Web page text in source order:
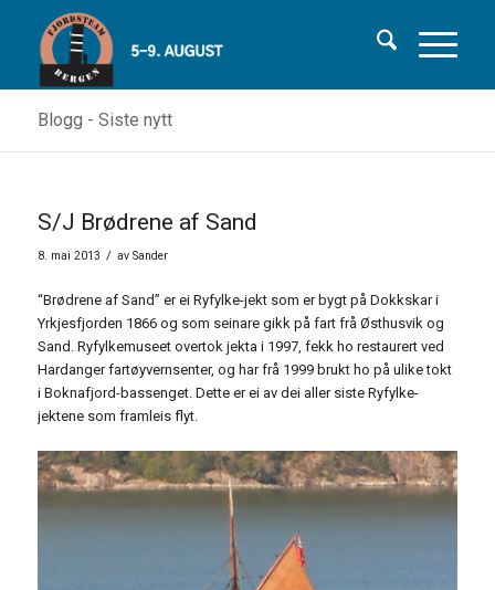
Blogg - Siste nytt
S/J Brødrene af Sand
8. mai 2013 / av Sander
“Brødrene af Sand” er ei Ryfylke-jekt som er bygt på Dokkskar i
Yrkjesfjorden 1866 og som seinare gikk på fart frå Østhusvik og
Sand. Ryfylkemuseet overtok jekta i 1997, fekk ho restaurert ved
Hardanger fartøyvernsenter, og har frå 1999 brukt ho på ulike tokt
i Boknafjord-bassenget. Dette er ei av dei aller siste Ryfylke-
jektene som framleis flyt.